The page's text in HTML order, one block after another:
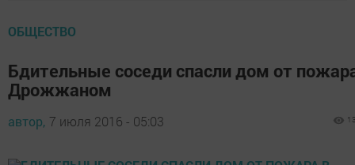
ОБЩЕСТВО
Бдительные соседи спасли дом от
Дрожжаном
автор, 7 июля 2016 - 05:03